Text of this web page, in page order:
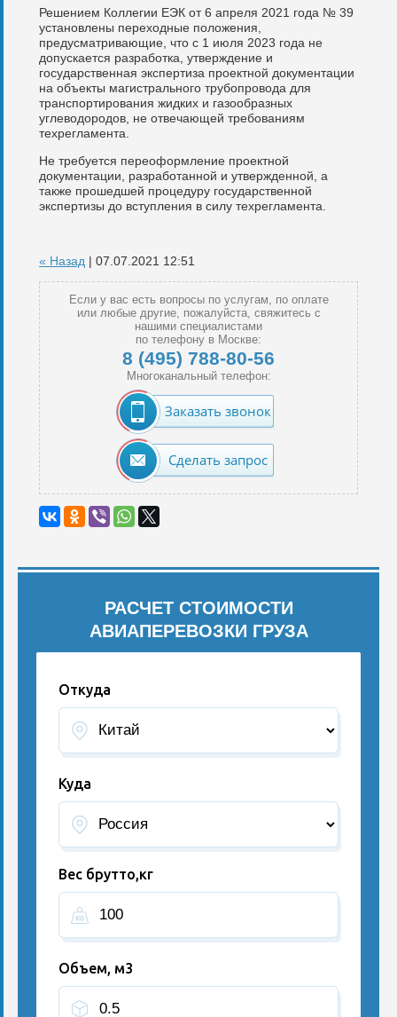
Решением Коллегии ЕЭК от 6 апреля 2021 года № 39
установлены переходные положения,
предусматривающие, что с 1 июля 2023 года не
допускается разработка, утверждение и
государственная экспертиза проектной документации
на объекты магистрального трубопровода для
транспортирования жидких и газообразных
углеводородов, не отвечающей требованиям
техрегламента.
Не требуется переоформление проектной
документации, разработанной и утвержденной, а
также прошедшей процедуру государственной
экспертизы до вступления в силу техрегламента.
« Назад | 07.07.2021 12:51
Если у вас есть вопросы по услугам, по оплате
или любые другие, пожалуйста, свяжитесь с
нашими специалистами
по телефону в Москве:
8 (495) 788-80-56
Многоканальный телефон:
Заказать звонок
Сделать запрос
РАСЧЕТ СТОИМОСТИ
АВИАПЕРЕВОЗКИ ГРУЗА
Откуда
Куда
Вес брутто,кг
Объем, м3